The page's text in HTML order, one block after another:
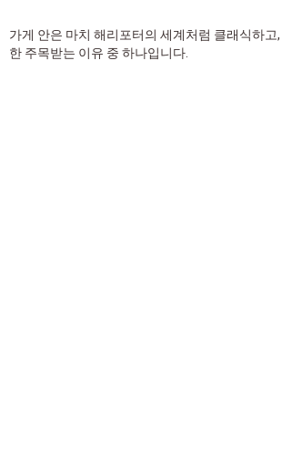
가게 안은 마치 해리포터의 세계처럼 클래식하고
한 주목받는 이유 중 하나입니다.